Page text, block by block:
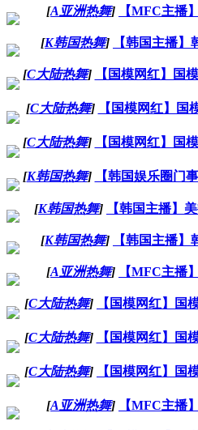
[A亚洲热舞] 【MFC主播
[K韩国热舞] 【韩国主播
[C大陆热舞]
【国模网红】国
[C大陆热舞]
【国模网红】
[C大陆热舞]
【国模网红】国
[K韩国热舞]
【韩国娱乐圈门
[K韩国热舞] 【韩国主播】
[K韩国热舞] 【韩国主播
[A亚洲热舞] 【MFC主播
[C大陆热舞]
【国模网红】国
[C大陆热舞]
【国模网红】国
[C大陆热舞]
【国模网红】国
[A亚洲热舞] 【MFC主播